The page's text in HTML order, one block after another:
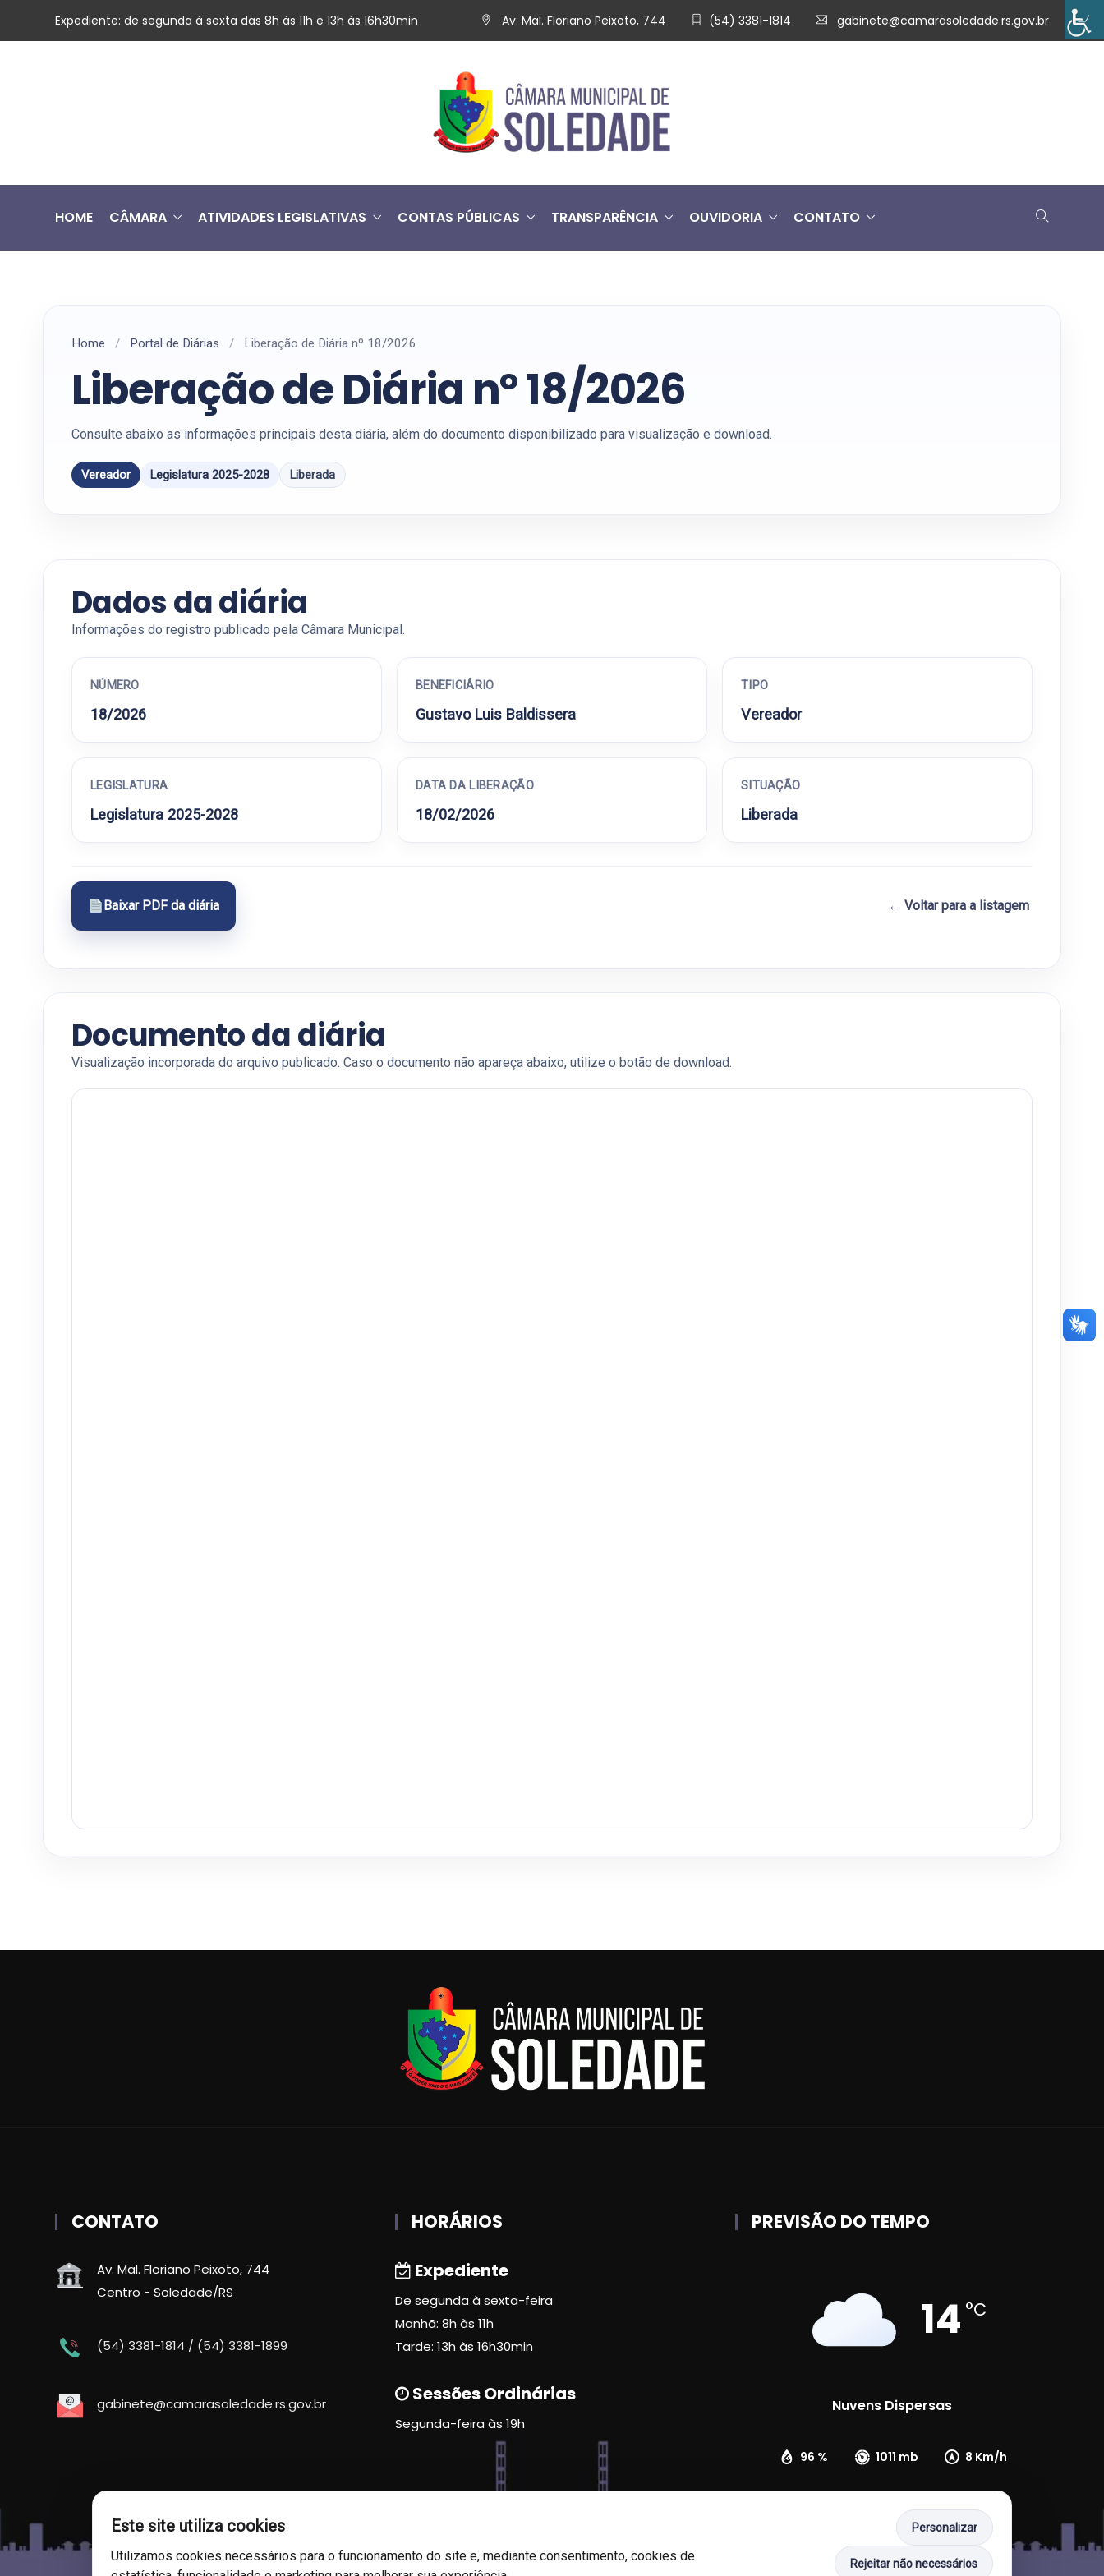
Expediente: de segunda à sexta das 8h às 11h e 13h às 16h30min Av. Mal. Floriano Peixoto, 744 (54) 3381-1814 gabinete@camarasoledade.rs.gov.br
HOME CÂMARA ATIVIDADES LEGISLATIVAS CONTAS PÚBLICAS TRANSPARÊNCIA OUVIDORIA CONTATO
Home / Portal de Diárias / Liberação de Diária nº 18/2026
Liberação de Diária nº 18/2026
Consulte abaixo as informações principais desta diária, além do documento disponibilizado para visualização e download.
Vereador Legislatura 2025-2028 Liberada
Dados da diária
Informações do registro publicado pela Câmara Municipal.
NÚMERO
18/2026
BENEFICIÁRIO
Gustavo Luis Baldissera
TIPO
Vereador
LEGISLATURA
Legislatura 2025-2028
DATA DA LIBERAÇÃO
18/02/2026
SITUAÇÃO
Liberada
Baixar PDF da diária ← Voltar para a listagem
Documento da diária
Visualização incorporada do arquivo publicado. Caso o documento não apareça abaixo, utilize o botão de download.
CONTATO
Av. Mal. Floriano Peixoto, 744
Centro - Soledade/RS
(54) 3381-1814 / (54) 3381-1899
gabinete@camarasoledade.rs.gov.br
HORÁRIOS
Expediente
De segunda à sexta-feira
Manhã: 8h às 11h
Tarde: 13h às 16h30min
Sessões Ordinárias
Segunda-feira às 19h
PREVISÃO DO TEMPO
14 °C
Nuvens Dispersas
96 % 1011 mb 8 Km/h
Este site utiliza cookies
Utilizamos cookies necessários para o funcionamento do site e, mediante consentimento, cookies de
Personalizar
Rejeitar não necessários